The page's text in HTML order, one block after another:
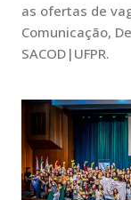
as ofertas de
Comunicação,
SACOD|UFPR.